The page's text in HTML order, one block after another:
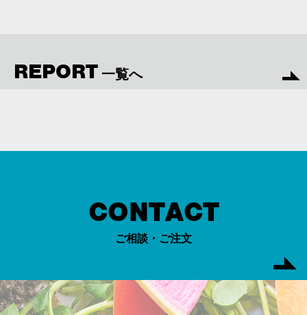
REPORT 一覧へ
CONTACT
ご相談・ご注文